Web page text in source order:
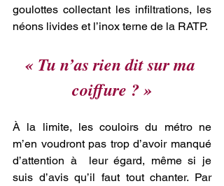
goulottes collectant les infiltrations, les
néons livides et l’inox terne de la RATP.
« Tu n’as rien dit sur ma
coiffure ? »
À la limite, les couloirs du métro ne
m’en voudront pas trop d’avoir manqué
d’attention à  leur égard, même si je
suis d’avis qu’il faut tout chanter. Par